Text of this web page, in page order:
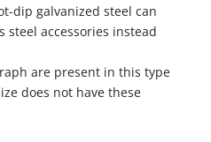
dip galvanized steel can
steel accessories instead
are present in this type
does not have these